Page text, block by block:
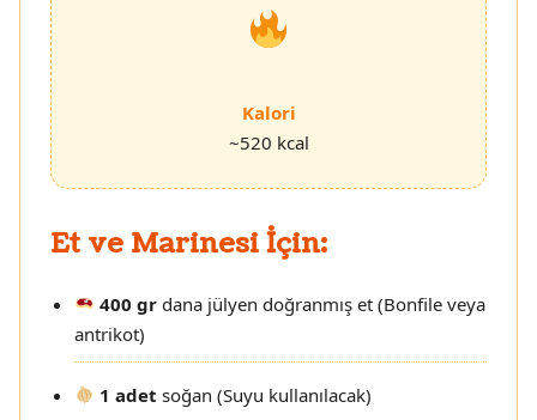
Kalori
~520 kcal
Et ve Marinesi İçin:
400 gr dana jülyen doğranmış et (Bonfile veya
antrikot)
1 adet soğan (Suyu kullanılacak)